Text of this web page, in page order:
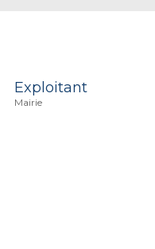
Exploitant
Mairie